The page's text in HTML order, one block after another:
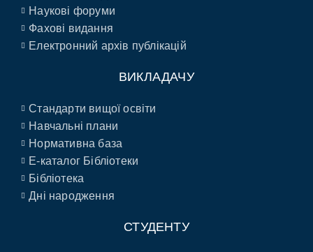
Наукові форуми
Фахові видання
Електронний архів публікацій
ВИКЛАДАЧУ
Стандарти вищої освіти
Навчальні плани
Нормативна база
E-каталог Бібліотеки
Бібліотека
Дні народження
СТУДЕНТУ